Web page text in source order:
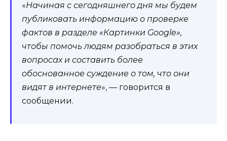
«Начиная с сегодняшнего дня мы будем
публиковать информацию о проверке
фактов в разделе «Картинки Google»,
чтобы помочь людям разобраться в этих
вопросах и составить более
обоснованное суждение о том, что они
видят в интернете», — говорится в
сообщении.